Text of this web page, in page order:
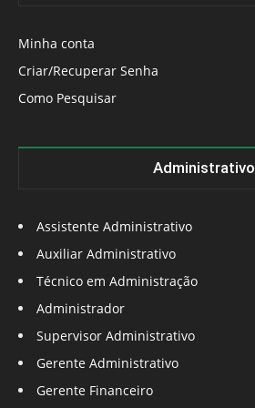
Minha conta
Criar/Recuperar Senha
Como Pesquisar
Administrativo
Assistente Administrativo
Auxiliar Administrativo
Técnico em Administração
Administrador
Supervisor Administrativo
Gerente Administrativo
Gerente Financeiro